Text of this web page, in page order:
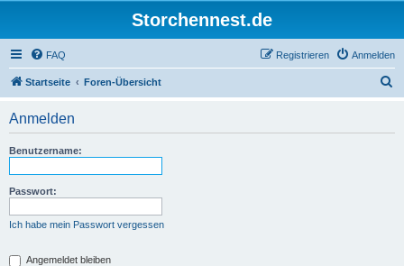
Storchennest.de
FAQ Anmelden
Registrieren
Startseite Foren-Übersicht
Anmelden
Benutzername:
Passwort:
Ich habe mein Passwort vergessen
Angemeldet bleiben